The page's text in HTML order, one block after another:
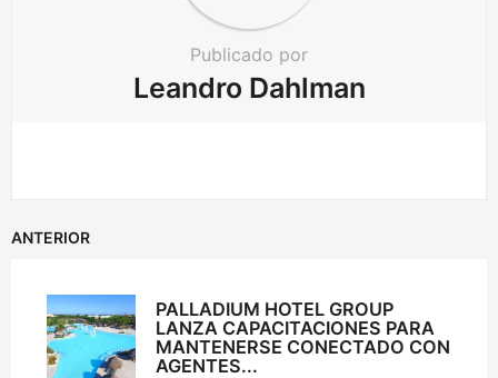
Publicado por
Leandro Dahlman
ANTERIOR
PALLADIUM HOTEL GROUP
LANZA CAPACITACIONES PARA
MANTENERSE CONECTADO CON
AGENTES...